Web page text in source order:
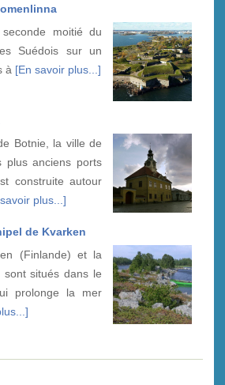
moitié du
Suédois sur un
à [En savoir plus...]
Botnie, la ville de
plus anciens ports
construite autour
plus...]
de Kvarken
(Finlande) et la
sont situés dans le
prolonge la mer